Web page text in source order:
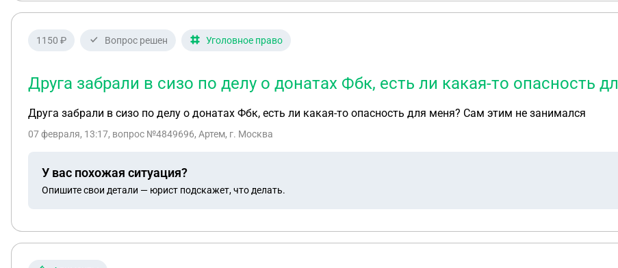
1150 ₽ Вопрос решен Уголовное право
Друга забрали в сизо по делу о донатах Фбк, есть ли какая-то опасность
Друга забрали в сизо по делу о донатах Фбк, есть ли какая-то опасность для меня? Сам этим не занимался
07 февраля, 13:17, вопрос №4849696, Артем, г. Москва
У вас похожая ситуация?
Опишите свои детали — юрист подскажет, что делать.